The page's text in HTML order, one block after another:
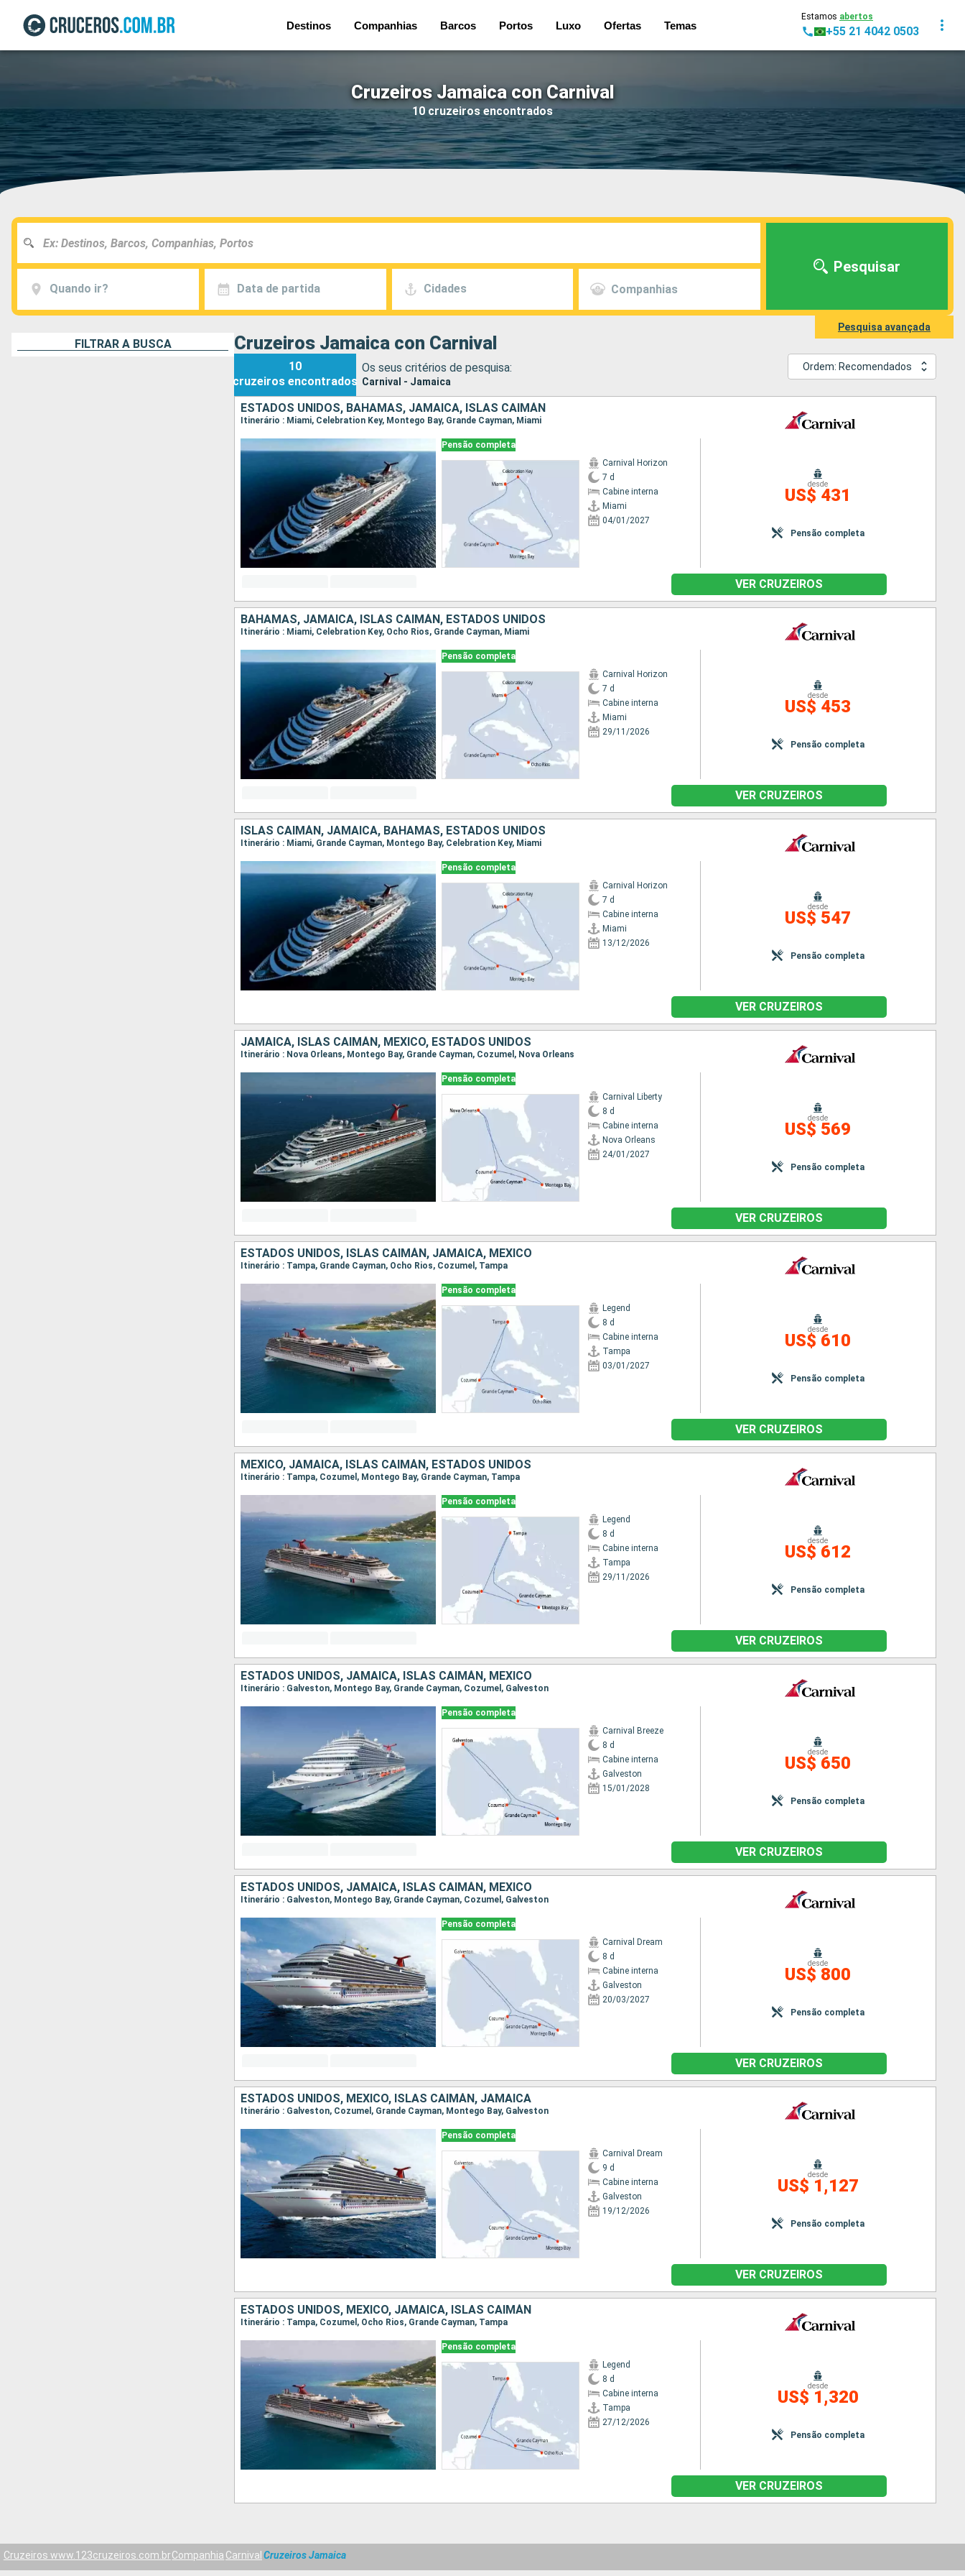
Destinos Companhias Barcos Portos Luxo Ofertas Temas
Estamos abertos
+55 21 4042 0503
Cruzeiros Jamaica con Carnival
10 cruzeiros encontrados
Quando ir? Data de partida Cidades Companhias
Pesquisar
Pesquisa avançada
FILTRAR A BUSCA Cruzeiros Jamaica con Carnival
10
cruzeiros encontrados
Os seus critérios de pesquisa:
Carnival - Jamaica
Ordem: Recomendados
ESTADOS UNIDOS, BAHAMAS, JAMAICA, ISLAS CAIMÁN
Itinerário : Miami, Celebration Key, Montego Bay, Grande Cayman, Miami
Pensão completa
Carnival Horizon
7 d
Cabine interna
Miami
04/01/2027
desde
US$ 431
Pensão completa
VER CRUZEIROS
BAHAMAS, JAMAICA, ISLAS CAIMÁN, ESTADOS UNIDOS
Itinerário : Miami, Celebration Key, Ocho Rios, Grande Cayman, Miami
Pensão completa
Carnival Horizon
7 d
Cabine interna
Miami
29/11/2026
desde
US$ 453
Pensão completa
VER CRUZEIROS
ISLAS CAIMÁN, JAMAICA, BAHAMAS, ESTADOS UNIDOS
Itinerário : Miami, Grande Cayman, Montego Bay, Celebration Key, Miami
Pensão completa
Carnival Horizon
7 d
Cabine interna
Miami
13/12/2026
desde
US$ 547
Pensão completa
VER CRUZEIROS
JAMAICA, ISLAS CAIMÁN, MÉXICO, ESTADOS UNIDOS
Itinerário : Nova Orleans, Montego Bay, Grande Cayman, Cozumel, Nova Orleans
Pensão completa
Carnival Liberty
8 d
Cabine interna
Nova Orleans
24/01/2027
desde
US$ 569
Pensão completa
VER CRUZEIROS
ESTADOS UNIDOS, ISLAS CAIMÁN, JAMAICA, MÉXICO
Itinerário : Tampa, Grande Cayman, Ocho Rios, Cozumel, Tampa
Pensão completa
Legend
8 d
Cabine interna
Tampa
03/01/2027
desde
US$ 610
Pensão completa
VER CRUZEIROS
MÉXICO, JAMAICA, ISLAS CAIMÁN, ESTADOS UNIDOS
Itinerário : Tampa, Cozumel, Montego Bay, Grande Cayman, Tampa
Pensão completa
Legend
8 d
Cabine interna
Tampa
29/11/2026
desde
US$ 612
Pensão completa
VER CRUZEIROS
ESTADOS UNIDOS, JAMAICA, ISLAS CAIMÁN, MÉXICO
Itinerário : Galveston, Montego Bay, Grande Cayman, Cozumel, Galveston
Pensão completa
Carnival Breeze
8 d
Cabine interna
Galveston
15/01/2028
desde
US$ 650
Pensão completa
VER CRUZEIROS
ESTADOS UNIDOS, JAMAICA, ISLAS CAIMÁN, MÉXICO
Itinerário : Galveston, Montego Bay, Grande Cayman, Cozumel, Galveston
Pensão completa
Carnival Dream
8 d
Cabine interna
Galveston
20/03/2027
desde
US$ 800
Pensão completa
VER CRUZEIROS
ESTADOS UNIDOS, MÉXICO, ISLAS CAIMÁN, JAMAICA
Itinerário : Galveston, Cozumel, Grande Cayman, Montego Bay, Galveston
Pensão completa
Carnival Dream
9 d
Cabine interna
Galveston
19/12/2026
desde
US$ 1,127
Pensão completa
VER CRUZEIROS
ESTADOS UNIDOS, MÉXICO, JAMAICA, ISLAS CAIMÁN
Itinerário : Tampa, Cozumel, Ocho Rios, Grande Cayman, Tampa
Pensão completa
Legend
8 d
Cabine interna
Tampa
27/12/2026
desde
US$ 1,320
Pensão completa
VER CRUZEIROS
Cruzeiros www.123cruzeiros.com.brCompanhia Carnival Cruzeiros Jamaica